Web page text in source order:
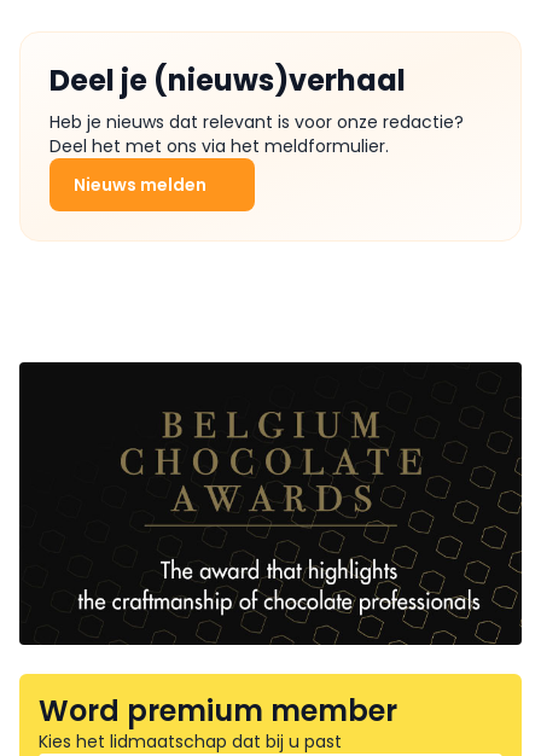
Deel je (nieuws)verhaal
Heb je nieuws dat relevant is voor onze redactie?
Deel het met ons via het meldformulier.
Nieuws melden
Word premium member
Kies het lidmaatschap dat bij u past